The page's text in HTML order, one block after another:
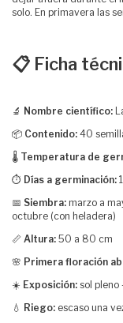
solo. En primavera las
📋 Ficha
🔬 Nombre científico:
📦 Contenido: 40
🌡️ Temperatura de
⏱️ Días a germinación:
📅 Siembra: marzo a
octubre (con heladera)
📏 Altura: 50 a 80 cm
🌸 Primera floración
☀️ Exposición: sol
💧 Riego: escaso una